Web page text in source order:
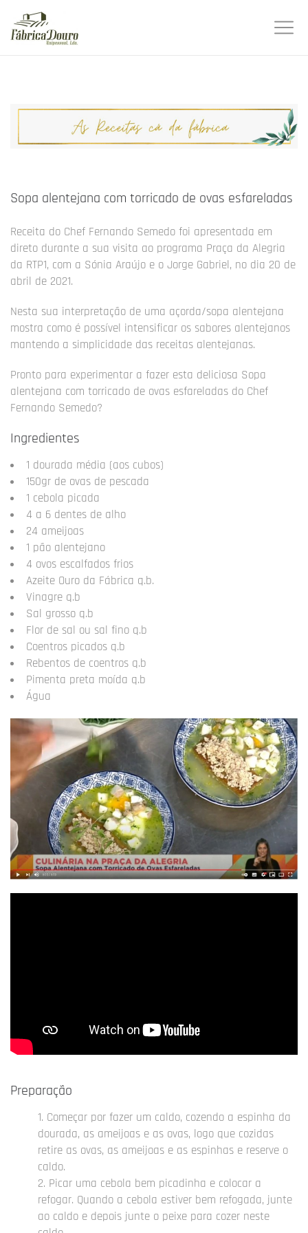
Sopa alentejana com torricado de ovas esfareladas
Receita do Chef Fernando Semedo foi apresentada em
direto durante a sua visita ao programa Praça da Alegria
da RTP1, com a Sónia Araújo e o Jorge Gabriel, no dia 20 de
abril de 2021.
Nesta sua interpretação de uma açorda/sopa alentejana
mostra como é possível intensificar os sabores alentejanos
mantendo a simplicidade das receitas alentejanas.
Pronto para experimentar a fazer esta deliciosa Sopa
alentejana com torricado de ovas esfareladas do Chef
Fernando Semedo?
Ingredientes
1 dourada média (aos cubos)
150gr de ovas de pescada
1 cebola picada
4 a 6 dentes de alho
24 ameijoas
1 pão alentejano
4 ovos escalfados frios
Azeite Ouro da Fábrica q.b.
Vinagre q.b
Sal grosso q.b
Flor de sal ou sal fino q.b
Coentros picados q.b
Rebentos de coentros q.b
Pimenta preta moída q.b
Água
Preparação
Começar por fazer um caldo, cozendo a espinha da
dourada, as ameijoas e as ovas, logo que cozidas
retire as ovas, as ameijoas e as espinhas e reserve o
caldo.
Picar uma cebola bem picadinha e colocar a
refogar. Quando a cebola estiver bem refogada, junte
ao caldo e depois junte o peixe para cozer neste